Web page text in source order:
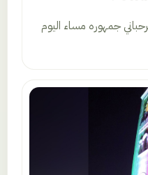
جمهوره مساء اليوم